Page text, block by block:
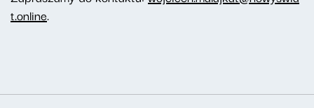
t.online.